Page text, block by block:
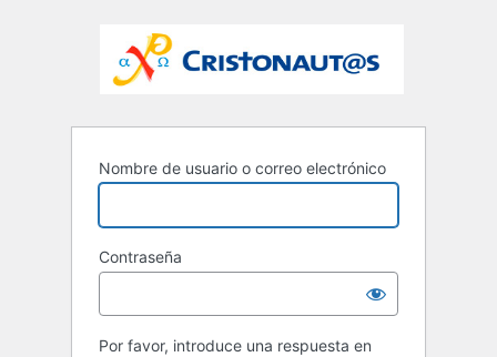
Nombre de usuario o correo electrónico
Contraseña
Por favor, introduce una respuesta en